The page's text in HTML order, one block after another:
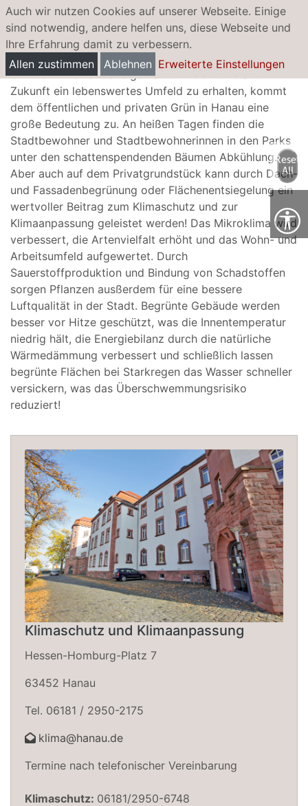
Auch wir nutzen Cookies auf unserer Webseite. Einige
sind notwendig, andere helfen uns, diese Webseite und
Ihre Erfahrung damit zu verbessern.
Allen zustimmen
Ablehnen Erweiterte Einstellungen
Begrünung und Entsiegelung
Um die Klimawandelfolgen abzumildern und auch in
Zukunft ein lebenswertes Umfeld zu erhalten, kommt
dem öffentlichen und privaten Grün in Hanau eine
große Bedeutung zu. An heißen Tagen finden die
Stadtbewohner und Stadtbewohnerinnen in den Parks
unter den schattenspendenden Bäumen Abkühlung.
Aber auch auf dem Privatgrundstück kann durch Dach-
und Fassadenbegrünung oder Flächenentsiegelung ein
wertvoller Beitrag zum Klimaschutz und zur
Klimaanpassung geleistet werden! Das Mikroklima wird
verbessert, die Artenvielfalt erhöht und das Wohn- und
Arbeitsumfeld aufgewertet. Durch
Sauerstoffproduktion und Bindung von Schadstoffen
sorgen Pflanzen ausßerdem für eine bessere
Luftqualität in der Stadt. Begrünte Gebäude werden
besser vor Hitze geschützt, was die Innentemperatur
niedrig hält, die Energiebilanz durch die natürliche
Wärmedämmung verbessert und schließlich lassen
begrünte Flächen bei Starkregen das Wasser schneller
versickern, was das Überschwemmungsrisiko
reduziert!
Klimaschutz und Klimaanpassung
Hessen-Homburg-Platz 7
63452 Hanau
Tel. 06181 / 2950-2175
klima@hanau.de
Termine nach telefonischer Vereinbarung
Klimaschutz: 06181/2950-6748
Reset
All